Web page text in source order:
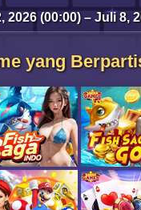
2026 (00:00) – Juli 8,
yang